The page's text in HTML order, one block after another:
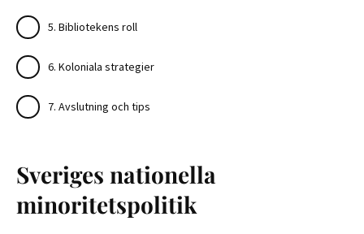
5. Bibliotekens roll
6. Koloniala strategier
7. Avslutning och tips
Sveriges nationella
minoritetspolitik